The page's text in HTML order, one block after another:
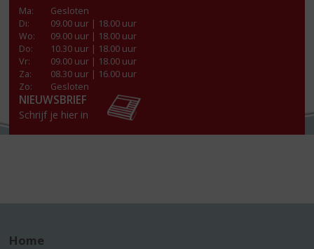
Ma:
Gesloten
Di:
09.00 uur | 18.00 uur
Wo:
09.00 uur | 18.00 uur
Do:
10.30 uur | 18.00 uur
Vr:
09.00 uur | 18.00 uur
Za:
08.30 uur | 16.00 uur
Zo:
Gesloten
NIEUWSBRIEF
Schrijf je hier in
Home